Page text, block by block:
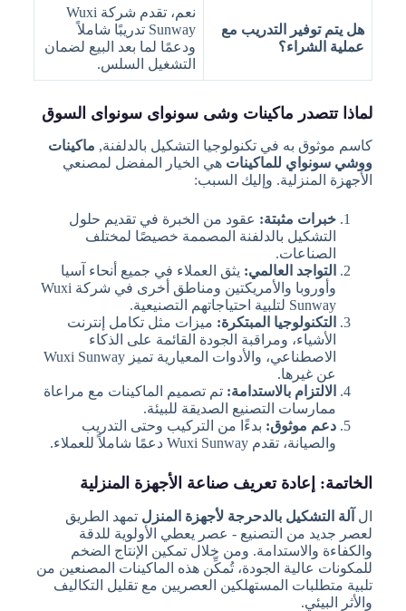
هل يتم توفير التدريب مع
عملية الشراء؟
نعم، تقدم شركة Wuxi
Sunway تدريبًا شاملاً
ودعمًا لما بعد البيع لضمان
التشغيل السلس.
لماذا تتصدر ماكينات وشى سونواى سونواى السوق
كاسم موثوق به في تكنولوجيا التشكيل بالدلفنة, ماكينات
ووشي سونواي للماكينات هي الخيار المفضل لمصنعي
الأجهزة المنزلية. وإليك السبب:
خبرات مثبتة: عقود من الخبرة في تقديم حلول
التشكيل بالدلفنة المصممة خصيصًا لمختلف
الصناعات.
التواجد العالمي: يثق العملاء في جميع أنحاء آسيا
وأوروبا والأمريكتين ومناطق أخرى في شركة Wuxi
Sunway لتلبية احتياجاتهم التصنيعية.
التكنولوجيا المبتكرة: ميزات مثل تكامل إنترنت
الأشياء، ومراقبة الجودة القائمة على الذكاء
الاصطناعي، والأدوات المعيارية تميز Wuxi Sunway
عن غيرها.
الالتزام بالاستدامة: تم تصميم الماكينات مع مراعاة
ممارسات التصنيع الصديقة للبيئة.
دعم موثوق: بدءًا من التركيب وحتى التدريب
والصيانة، تقدم Wuxi Sunway دعمًا شاملاً للعملاء.
الخاتمة: إعادة تعريف صناعة الأجهزة المنزلية
ال آلة التشكيل بالدحرجة لأجهزة المنزل تمهد الطريق
لعصر جديد من التصنيع - عصر يعطي الأولوية للدقة
والكفاءة والاستدامة. ومن خلال تمكين الإنتاج الضخم
للمكونات عالية الجودة، تُمكِّن هذه الماكينات المصنعين من
تلبية متطلبات المستهلكين العصريين مع تقليل التكاليف
والأثر البيئي.